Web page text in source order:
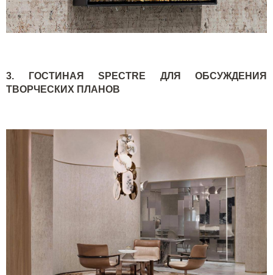
3. ГОСТИНАЯ SPECTRE
ДЛЯ ОБСУЖДЕНИЯ
ТВОРЧЕСКИХ ПЛАНОВ